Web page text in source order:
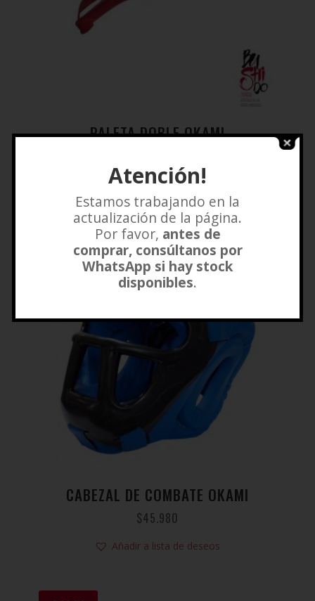
PALETA DOBLE OKAMI
Añadir a lista de deseos
CABEZAL DE COMBATE OKAMI
$45.980
Añadir a lista de deseos
Atención!
Estamos trabajando en la
actualización de la página.
Por favor, antes de
comprar, consúltanos por
WhatsApp si hay stock
disponibles.